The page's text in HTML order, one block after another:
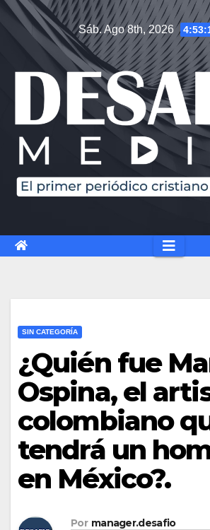
Sáb. Ago 8th, 2026
SIN CATEGORÍA
¿Quién fue
Ospina, el
colombiano
tendrá un
en México?.
Por manager.desafio